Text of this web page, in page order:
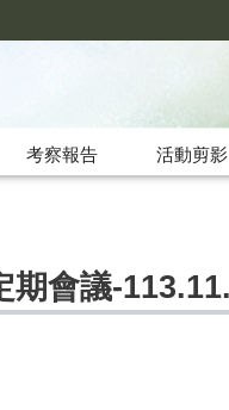
考察報告 活動剪影
期會議-